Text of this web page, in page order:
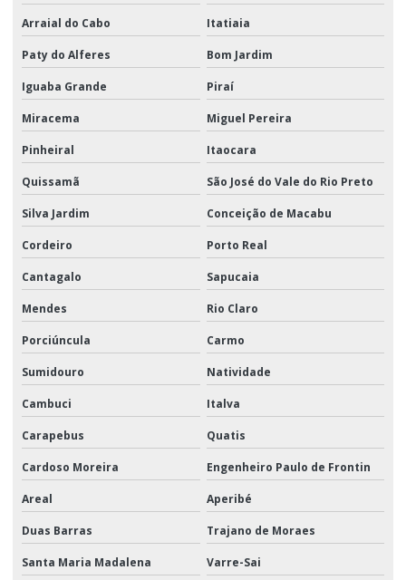
Arraial do Cabo Itatiaia
Paty do Alferes Bom Jardim
Iguaba Grande Piraí
Miracema Miguel Pereira
Pinheiral Itaocara
Quissamã São José do Vale do Rio Preto
Silva Jardim Conceição de Macabu
Cordeiro Porto Real
Cantagalo Sapucaia
Mendes Rio Claro
Porciúncula Carmo
Sumidouro Natividade
Cambuci Italva
Carapebus Quatis
Cardoso Moreira Engenheiro Paulo de Frontin
Areal Aperibé
Duas Barras Trajano de Moraes
Santa Maria Madalena Varre-Sai